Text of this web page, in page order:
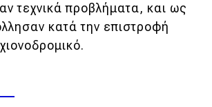
τεχνικά προβλήματα, και ως
κατά την επιστροφή